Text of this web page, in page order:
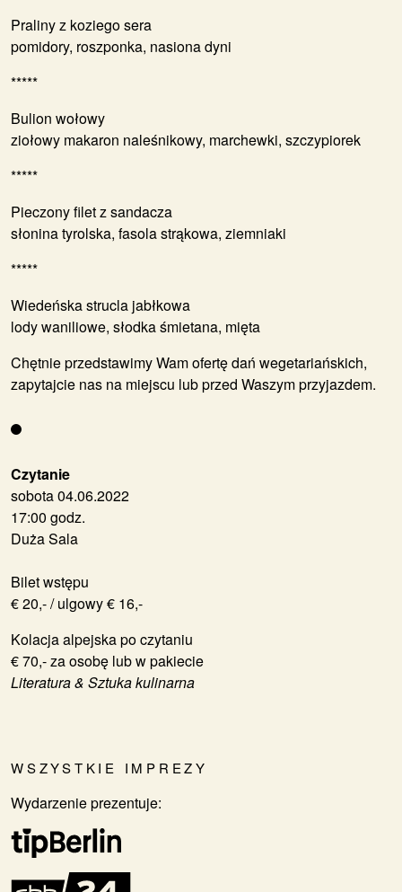
Czytanie
sobota 04.06.2022
17:00 godz.
Duża Sala
Bilet wstępu
€ 20,- / ulgowy € 16,-
Kolacja alpejska po czytaniu
€ 70,- za osobę lub w pakiecie
Literatura & Sztuka kulinarna
WSZYSTKIE IMPREZY
Wydarzenie prezentuje:
Praliny z koziego sera
pomidory, roszponka, nasiona dyni
*****
Bulion wołowy
ziołowy makaron naleśnikowy, marchewki, szczypiorek
*****
Pieczony filet z sandacza
słonina tyrolska, fasola strąkowa, ziemniaki
*****
Wiedeńska strucla jabłkowa
lody waniliowe, słodka śmietana, mięta
Chętnie przedstawimy Wam ofertę dań wegetariańskich,
zapytajcie nas na miejscu lub przed Waszym przyjazdem.